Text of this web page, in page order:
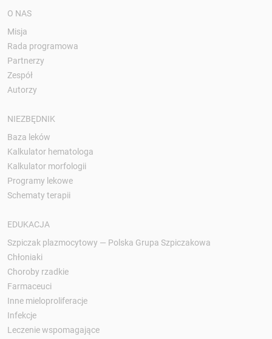
O NAS
Misja
Rada programowa
Partnerzy
Zespół
Autorzy
NIEZBĘDNIK
Baza leków
Kalkulator hematologa
Kalkulator morfologii
Programy lekowe
Schematy terapii
EDUKACJA
Szpiczak plazmocytowy — Polska Grupa Szpiczakowa
Chłoniaki
Choroby rzadkie
Farmaceuci
Inne mieloproliferacje
Infekcje
Leczenie wspomagające